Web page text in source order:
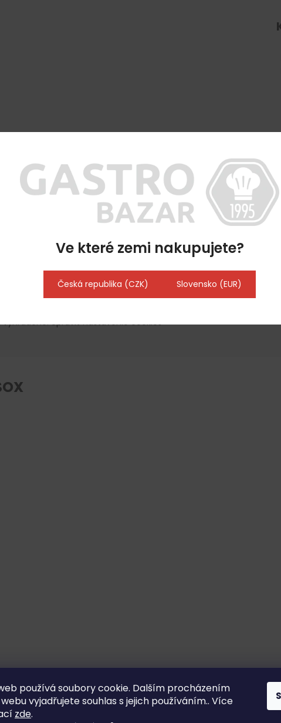
používá soubory cookie. Dalším procházením
vyjadřujete souhlas s jejich používáním.. Více
zde.
essox.cz
vyhradené.Upraviť nastavenie cookies
Ve které zemi nakupujete?
Česká republika (CZK) Slovensko (EUR)